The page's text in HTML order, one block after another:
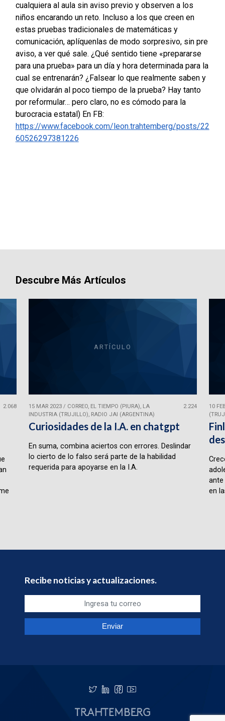
cualquiera al aula sin aviso previo y observen a los
niños encarando un reto. Incluso a los que creen en
estas pruebas tradicionales de matemáticas y
comunicación, aplíquenlas de modo sorpresivo, sin pre
aviso, a ver qué sale. ¿Qué sentido tiene «prepararse
para una prueba» para un día y hora determinada para la
cual se entrenarán? ¿Falsear lo que realmente saben y
que olvidarán al poco tiempo de la prueba? Hay tanto
por reformular… pero claro, no es cómodo para la
burocracia estatal) En FB:
https://www.facebook.com/leon.trahtemberg/posts/22
60526297381226
Descubre Más Artículos
2.068
ARTÍCULO
15 MAR 2023/ CORREO, EL TIEMPO (PIURA), LA
INDUSTRIA (TRUJILLO), RADIO JAI (ARGENTINA)
2.224
Curiosidades de la I.A. en chatgpt
En suma, combina aciertos con errores. Deslindar
lo cierto de lo falso será parte de la habilidad
requerida para apoyarse en la I.A.
10
en
Recibe noticias y actualizaciones.